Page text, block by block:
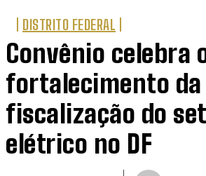
DISTRITO FEDERAL
Convênio celebra
fortalecimento da
fiscalização do
elétrico no DF